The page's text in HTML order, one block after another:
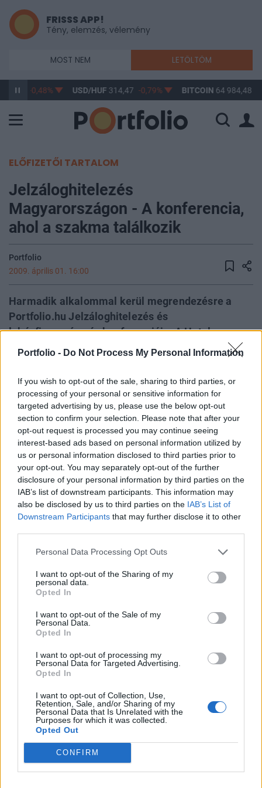
Portfolio - Do Not Process My Personal Information
If you wish to opt-out of the sale, sharing to third parties, or
processing of your personal or sensitive information for
targeted advertising by us, please use the below opt-out
section to confirm your selection. Please note that after your
opt-out request is processed you may continue seeing
interest-based ads based on personal information utilized by
us or personal information disclosed to third parties prior to
your opt-out. You may separately opt-out of the further
disclosure of your personal information by third parties on the
IAB’s list of downstream participants. This information may
also be disclosed by us to third parties on the IAB’s List of
Downstream Participants that may further disclose it to other
Personal Data Processing Opt Outs
I want to opt-out of the Sharing of my
personal data.
Opted In
I want to opt-out of the Sale of my
Personal Data.
Opted In
I want to opt-out of processing my
Personal Data for Targeted Advertising.
Opted In
I want to opt-out of Collection, Use,
Retention, Sale, and/or Sharing of my
Personal Data that Is Unrelated with the
Purposes for which it was collected.
Opted Out
CONFIRM
FRISSS APP!
Tény, elemzés, vélemény
MOST NEM LETÖLTÖM
-0,48% USD/HUF314,47 -0,79% BITCOIN64 984,48
ELŐFIZETŐI TARTALOM
Jelzáloghitelezés
Magyarországon - A konferencia,
ahol a szakma találkozik
Portfolio
2009. április 01. 16:00
Harmadik alkalommal kerül megrendezésre a
Portfolio.hu Jelzáloghitelezés és
lakásfinanszírozás konferenciája. A Hotel
Intercontinentalban május 7-én rendezendő
bankokat, a szabályozókat és az értékesítési
hálózatokat felvonultatva az aktuális
termékfejlesztési, értékesítési, szabályozási
kérdésekre keresi a választ feltárva a
megváltozott környezet által biztosított
lehetőségeket.
A 2008-as nagysikerű konferencia óta nagyot fordult a
világ, s ez teszi a rendezvény a Portfolio.hu eseményei
között különösen aktuálissá és fontossá. Miközben 2008
őszéig a termékfejlesztésen, az értékesítési hálózatok
erősítésén és a kockázatok felső határának megtalálásán
volt a hangsúly addig 2009-ben az elmúlt 10 év
A keresett cikk a portfolio.hu hírarchívumához
tartozik, melynek olvasása előfizetéses
regisztrációhoz kötött.
Az előfizetés a következőket tartalmazza:
Kötéslisták: BÉT elmúlt 2 év napon belüli
kötéslistái
Előfizetés